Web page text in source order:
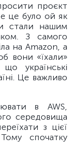
проєкт
це було ой як
стали нашим
З самого
на Amazon, а
вони «їхали»
українські
Це важливо
в AWS,
середовища
з цієї
спочатку